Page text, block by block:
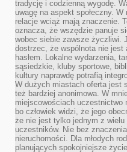
tradycję i codzienną wygodę.
uwagę na aspekt społeczny. W
relacje wciąż mają znaczenie.
oznacza, że wszędzie panuje
wobec siebie zawsze życzliwi.
dostrzec, że wspólnota nie jest
hasłem. Lokalne wydarzenia,
sąsiedzkie, kluby sportowe,
kultury naprawdę potrafią
W dużych miastach oferta jest
też bardziej anonimowa. W
miejscowościach uczestnictwo
bo człowiek widzi, że jego
że nie jest tylko jednym z wielu
uczestników. Nie bez
nieruchomości. Dla młodych
planujących spokojniejsze